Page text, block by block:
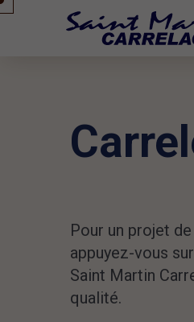
Pour un projet
appuyez-vous
Saint Martin
qualité.